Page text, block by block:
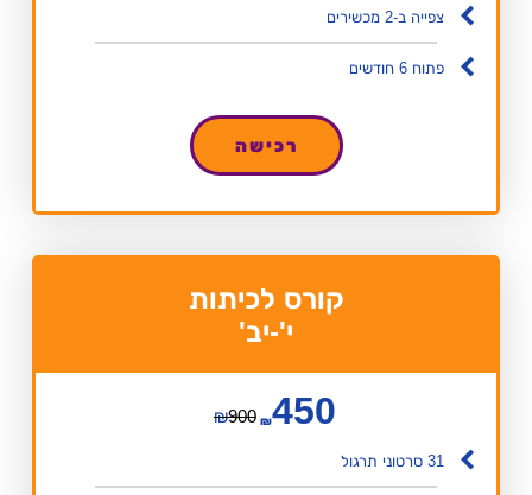
צפייה ב-2 מכשירים
פתוח 6 חודשים
רכישה
קורס לכיתות
י'-יב'
₪900 ₪450
31 סרטוני תרגול